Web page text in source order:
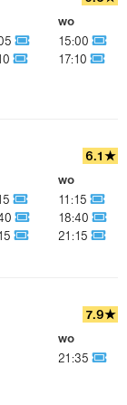
wo
15:00
17:10
6.1★
wo
11:15
18:40
21:15
7.9★
wo
21:35